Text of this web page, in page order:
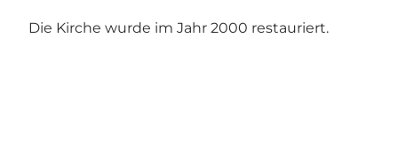
Die Kirche wurde im Jahr 2000 restauriert.